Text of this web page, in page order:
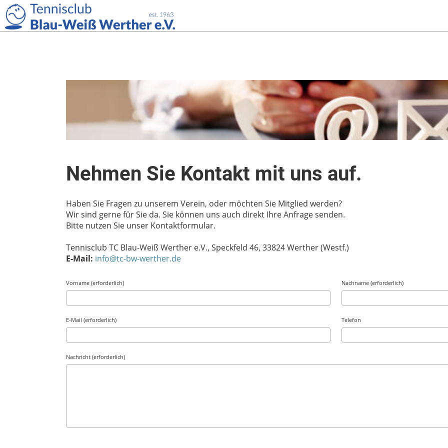
Nehmen Sie Kontakt mit uns auf.
Haben Sie Fragen zu unserem Verein, oder möchten Sie Mitglied werden?
Wir sind gerne für Sie da. Sie können uns auch direkt Ihre Anfrage senden.
Bitte nutzen Sie unser Kontaktformular.
Tennisclub TC Blau-Weiß Werther e.V., Speckfeld 46, 33824 Werther (Westf.)
E-Mail: info@tc-bw-werther.de
Vorname (erforderlich) Nachname (erforderlich)
E-Mail (erforderlich) Telefon
Nachricht (erforderlich)